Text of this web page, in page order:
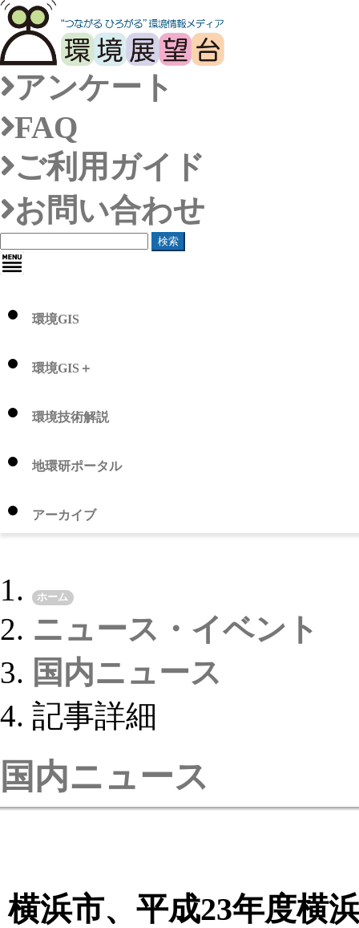
アンケート
FAQ
ご利用ガイド
お問い合わせ
検索
環境GIS
環境GIS＋
環境技術解説
地環研ポータル
アーカイブ
ホーム
ニュース・イベント
国内ニュース
記事詳細
国内ニュース
横浜市、平成23年度横